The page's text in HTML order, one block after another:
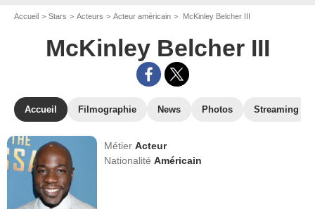
Accueil Stars Acteurs Acteur américain McKinley Belcher III
McKinley Belcher III
Accueil Filmographie News Photos Streaming
MétierActeur
NationalitéAméricain